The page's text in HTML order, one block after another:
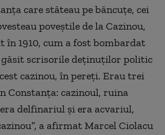
care stăteau pe băncuţe, cei
poveştile de la Cazinou,
în 1910, cum a fost bombardat
găsit scrisorile deţinuţilor politic
cazinou, în pereţi. Erau trei
Constanţa: cazinoul, ruina
delfinariul şi era acvariul,
a afirmat Marcel Ciolacu